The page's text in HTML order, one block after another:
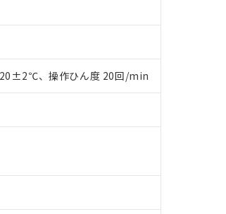
20±2℃、操作ひん度 20回/min
えご利用ください。
扱商品の当社在庫状況および標準価格(税抜)
、本サービスの対象外となる商品もあること
、記載している更新日時点での社内データに
の在庫および標準価格とは異なる場合がある
客様のお取引先、またはお客様担当のオムロ
含有に対応した製品に切り替える予定のある
の非含有に非対応の商品で、対応品を出す予
の非含有の対応状況を調査中または確認中の
害物質有無と関係のない商品です。
いたものが、含有品と判明した場合などや
ドミウム(Cd) 100ppm以下、
ル類(PBB) 1000ppm以下、ポリ臭化ジフェニルエーテル
1000ppm以下、フタル酸ブチルベンジル（BBP）
(DIBP) 1000ppm以下
の基準値以下であることを示します。
の基準値を超えていることを示します。
問い合わせください。
ウム) : 100ppm、
ェニル類) : 1000ppm、 PBDEs(ポリ臭化ジフェニルエーテ
ジイソブチル) : 1000ppm、 BBP(フタル酸ブチルベンジル
国為替および外国貿易法に定める商品（以下
完全に破砕するなど、違法に輸出されないよ
ル、化学兵器、生物兵器またはその他武器並